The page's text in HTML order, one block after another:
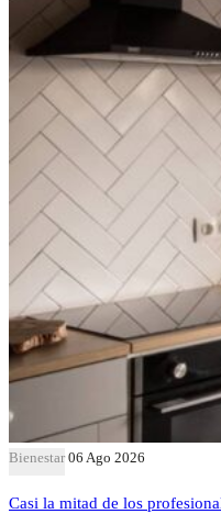
Bienestar 06 Ago 2026
Casi la mitad de los